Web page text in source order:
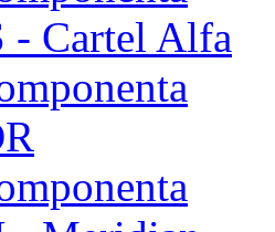
- Cartel Alfa